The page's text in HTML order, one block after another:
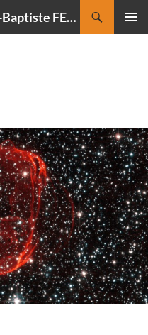
CIELMANIA : le blog de Jean-Baptiste FELDMANN, photographe du ciel